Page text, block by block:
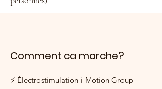
Comment ca marche?
⚡ Électrostimulation i-Motion Group –